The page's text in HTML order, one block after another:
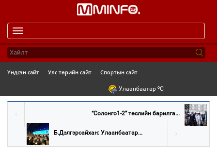
navigation
Үндсэн сайт Улс төрийн сайт Спортын сайт
Улаанбаатар oC
“Солонго1-2” төслийн барилга...
Б.Дэлгэрсайхан: Улаанбаатар...